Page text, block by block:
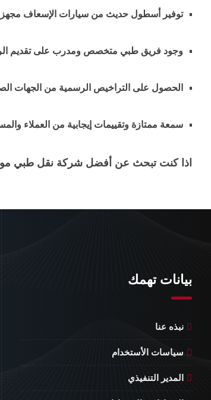
توفير أسطول حديث من سيارات الإسعاف مجهزة
وجود فريق طبي متخصص ومدرب على تقديم
الحصول على التراخيص الرسمية من الجهات
سمعة ممتازة وتقييمات إيجابية من العملاء
اذا كنت تبحث عن أفضل شركة نقل طبي
بيانات تهمك
نبذه عنا
سياسات الأستخدام
المدير التنفيذي